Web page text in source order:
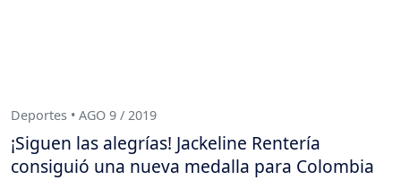
Deportes • AGO 9 / 2019
¡Siguen las alegrías! Jackeline Rentería
consiguió una nueva medalla para Colombia